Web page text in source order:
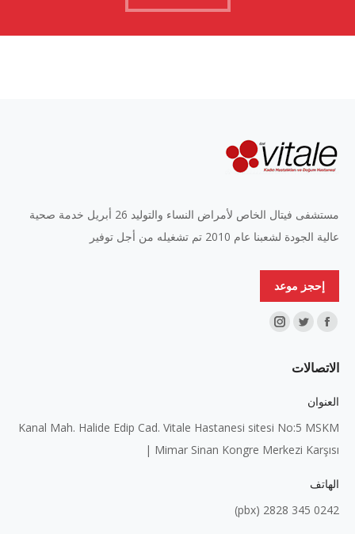
مستشفى فيتال الخاص لأمراض النساء والتوليد 26 أبريل خدمة صحية
عالية الجودة لشعبنا عام 2010 تم تشغيله من أجل توفير
إحجز موعد
Find us on:
Facebook
opens
new
window
Twitter
opens
window
Instagram
window
الاتصالات
العنوان
Kanal Mah. Halide Edip Cad. Vitale Hastanesi sitesi No:5 MSKM
| Mimar Sinan Kongre Merkezi Karşısı
الهاتف
0242 345 2828 (pbx)